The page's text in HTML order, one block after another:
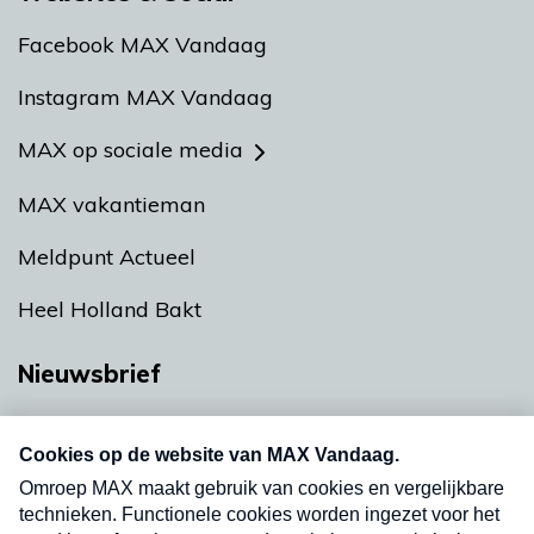
Facebook MAX Vandaag
Instagram MAX Vandaag
MAX op sociale media
MAX vakantieman
Meldpunt Actueel
Heel Holland Bakt
Nieuwsbrief
nieuwsbrief. Elke vrijdag- en dinsdagochtend in
uw mailbox.